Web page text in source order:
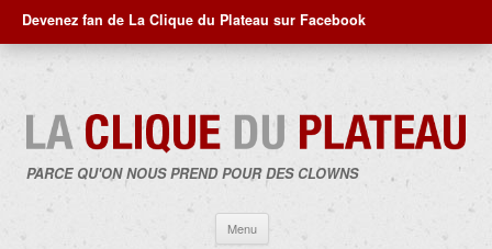
Devenez fan de La Clique du Plateau sur Facebook
PARCE QU'ON NOUS PREND POUR DES CLOWNS
Menu